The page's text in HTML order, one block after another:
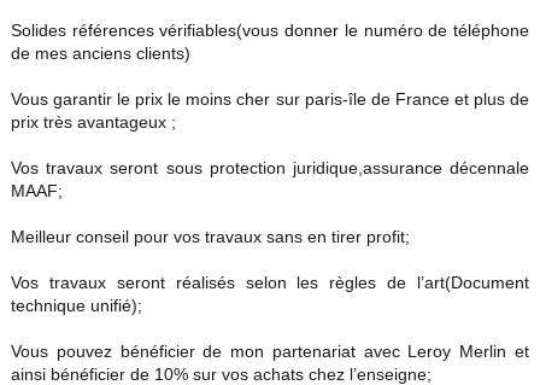
Solides références vérifiables(vous donner le numéro de téléphone
de mes anciens clients)
Vous garantir le prix le moins cher sur paris-île de France et plus de
prix très avantageux ;
Vos travaux seront sous protection juridique,assurance décennale
MAAF;
Meilleur conseil pour vos travaux sans en tirer profit;
Vos travaux seront réalisés selon les règles de l’art(Document
technique unifié);
Vous pouvez bénéficier de mon partenariat avec Leroy Merlin et
ainsi bénéficier de 10% sur vos achats chez l’enseigne;